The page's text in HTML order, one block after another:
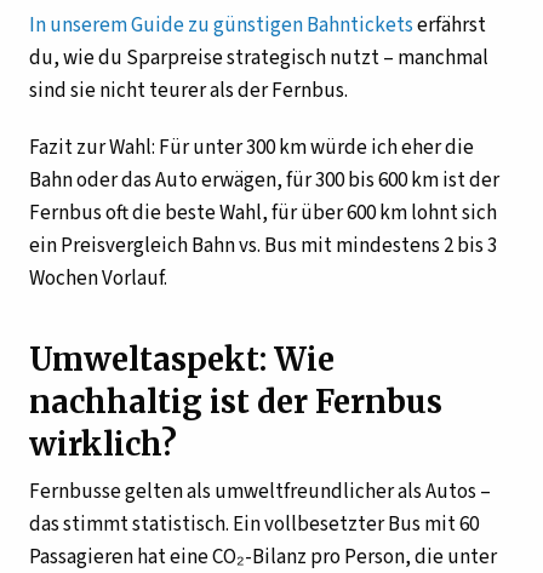
In unserem Guide zu günstigen Bahnticketserfährst
du, wie du Sparpreise strategisch nutzt – manchmal
sind sie nicht teurer als der Fernbus.
Fazit zur Wahl: Für unter 300 km würde ich eher die
Bahn oder das Auto erwägen, für 300 bis 600 km ist der
Fernbus oft die beste Wahl, für über 600 km lohnt sich
ein Preisvergleich Bahn vs. Bus mit mindestens 2 bis 3
Wochen Vorlauf.
Umweltaspekt: Wie
nachhaltig ist der Fernbus
wirklich?
Fernbusse gelten als umweltfreundlicher als Autos –
das stimmt statistisch. Ein vollbesetzter Bus mit 60
Passagieren hat eine CO₂-Bilanz pro Person, die unter